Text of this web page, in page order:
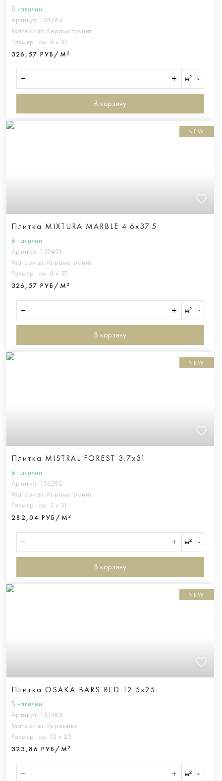
В наличии
Артикул: 138769
Материал: Керамогранит
Размер, см: 4 х 37
326,57 РУБ/М²
м²
В корзину
NEW
Плитка MIXTURA MARBLE 4.6x37.5
В наличии
Артикул: 139491
Материал: Керамогранит
Размер, см: 4 х 37
326,57 РУБ/М²
м²
В корзину
NEW
Плитка MISTRAL FOREST 3.7x31
В наличии
Артикул: 136292
Материал: Керамогранит
Размер, см: 3 х 31
282,04 РУБ/М²
м²
В корзину
NEW
Плитка OSAKA BARS RED 12.5x25
В наличии
Артикул: 133482
Материал: Керамика
Размер, см: 12 х 25
323,86 РУБ/М²
м²